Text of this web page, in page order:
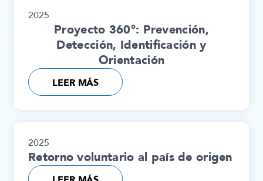
2025
Proyecto 360º: Prevención,
Detección, Identificación y
Orientación
LEER MÁS
2025
Retorno voluntario al país de origen